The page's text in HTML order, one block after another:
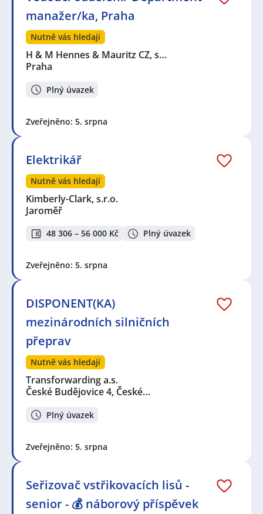
manažer/ka, Praha
Nutně vás hledají
H & M Hennes & Mauritz CZ, s…
Praha
Plný úvazek
Zveřejněno: 5. srpna
Elektrikář
Nutně vás hledají
Kimberly-Clark, s.r.o.
Jaroměř
48 306 – 56 000 Kč Plný úvazek
Zveřejněno: 5. srpna
DISPONENT(KA)
mezinárodních silničních
přeprav
Nutně vás hledají
Transforwarding a.s.
České Budějovice 4, České…
Plný úvazek
Zveřejněno: 5. srpna
Seřizovač vstřikovacích lisů -
senior - 💰 náborový příspěvek